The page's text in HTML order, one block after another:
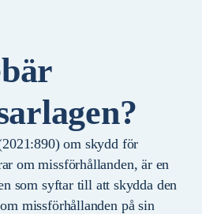
om skydd för
om missförhållanden, är en
som syftar till att skydda den
missförhållanden på sin